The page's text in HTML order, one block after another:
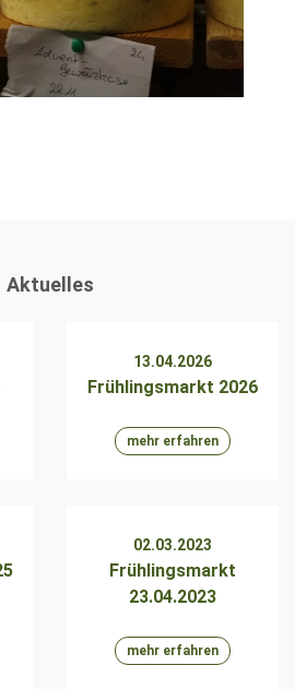
Aktuelles
13.04.2026
Frühlingsmarkt 2026
mehr erfahren
02.03.2023
Frühlingsmarkt
23.04.2023
mehr erfahren